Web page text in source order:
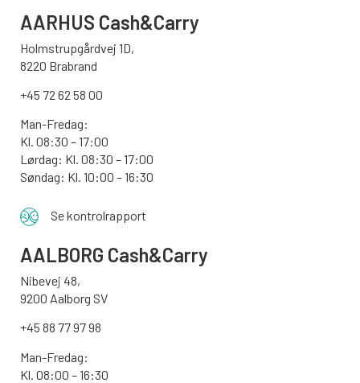
AARHUS Cash&Carry
Holmstrupgårdvej 1D,
8220 Brabrand
+45 72 62 58 00
Man-Fredag:
Kl. 08:30 – 17:00
Lørdag: Kl. 08:30 – 17:00
Søndag: Kl. 10:00 – 16:30
Se kontrolrapport
AALBORG Cash&Carry
Nibevej 48,
9200 Aalborg SV
+45 88 77 97 98
Man-Fredag:
Kl. 08:00 – 16:30